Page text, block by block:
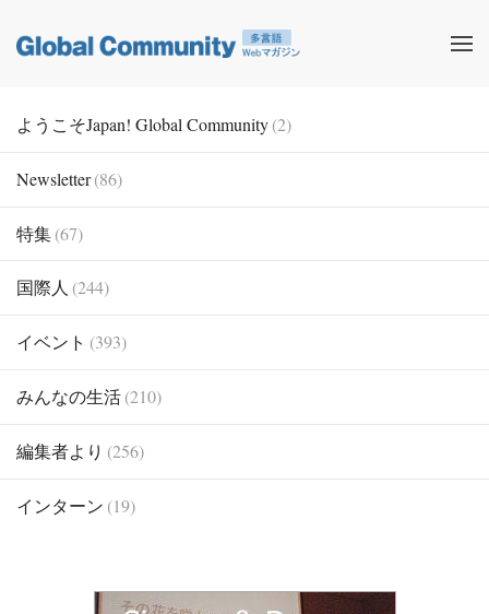
ようこそJapan! Global Community(2)
Newsletter(86)
特集(67)
国際人 (244)
イベント (393)
みんなの生活(210)
編集者より (256)
インターン (19)